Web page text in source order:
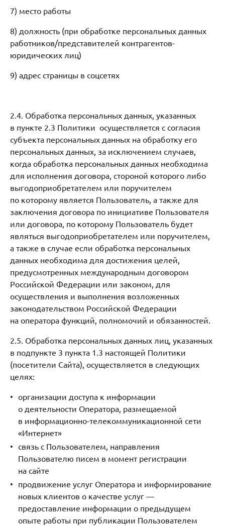
7) место работы
8) должность (при обработке персональных данных
работников/представителей контрагентов-
юридических лиц)
9) адрес страницы в соцсетях
2.4. Обработка персональных данных, указанных
в пункте 2.3 Политики осуществляется с согласия
субъекта персональных данных на обработку его
персональных данных, за исключением случаев,
когда обработка персональных данных необходима
для исполнения договора, стороной которого либо
выгодоприобретателем или поручителем
по которому является Пользователь, а также для
заключения договора по инициативе Пользователя
или договора, по которому Пользователь будет
являться выгодоприобретателем или поручителем,
а также в случае если обработка персональных
данных необходима для достижения целей,
предусмотренных международным договором
Российской Федерации или законом, для
осуществления и выполнения возложенных
законодательством Российской Федерации
на оператора функций, полномочий и обязанностей.
2.5. Обработка персональных данных лиц, указанных
в подпункте 3 пункта 1.3 настоящей Политики
(посетители Сайта), осуществляется в следующих
целях:
организации доступа к информации
о деятельности Оператора, размещаемой
в информационно-телекоммуникационной сети
«Интернет»
связь с Пользователем, направления
Пользователю писем в момент регистрации
на сайте
продвижение услуг Оператора и информирование
новых клиентов о качестве услуг —
предоставление информации о предыдущем
опыте работы при публикации Пользователем